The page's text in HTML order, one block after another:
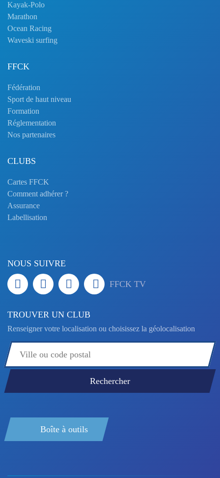
Kayak-Polo
Marathon
Ocean Racing
Waveski surfing
FFCK
Fédération
Sport de haut niveau
Formation
Réglementation
Nos partenaires
CLUBS
Cartes FFCK
Comment adhérer ?
Assurance
Labellisation
NOUS SUIVRE
FFCK TV
TROUVER UN CLUB
Renseigner votre localisation ou choisissez la géolocalisation
Boîte à outils